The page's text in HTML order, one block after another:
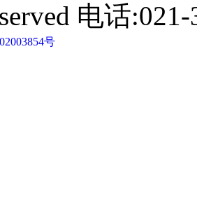
电话
号